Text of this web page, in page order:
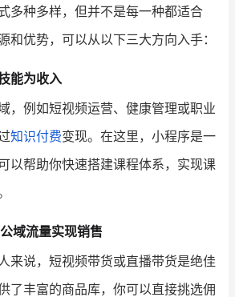
多种多样，但并不是每一种都适合
和优势，可以从以下三大方向入手：
能为收入
，例如短视频运营、健康管理或职业
知识付费变现。在这里，小程序是一
以帮助你快速搭建课程体系，实现课
域流量实现销售
来说，短视频带货或直播带货是绝佳
了丰富的商品库，你可以直接挑选佣